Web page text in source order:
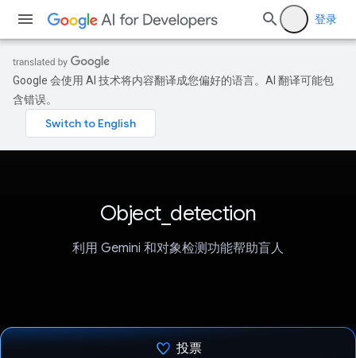
登录
Google 会使用 AI 技术将内容翻译成您偏好的语言。AI 翻译可能包
含错误。
Object_detection
利用 Gemini 和对象检测功能帮助盲人
投票